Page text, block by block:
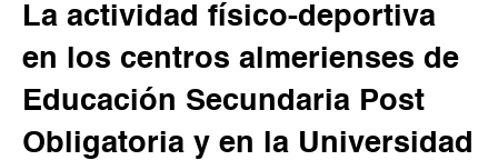
La actividad físico-deportiva
en los centros almerienses de
Educación Secundaria Post
Obligatoria y en la Universidad